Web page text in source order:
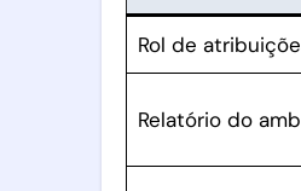
Rol de
Relatório do